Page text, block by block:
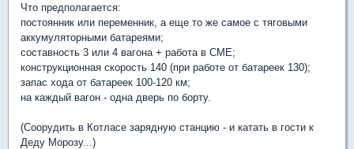
Что предполагается:
постоянник или переменник, а еще то же самое с тяговыми
аккумуляторными батареями;
составность 3 или 4 вагона + работа в СМЕ;
конструкционная скорость 140 (при работе от батареек 130);
запас хода от батареек 100-120 км;
на каждый вагон - одна дверь по борту.
(Соорудить в Котласе зарядную станцию - и катать в гости к
Деду Морозу...)